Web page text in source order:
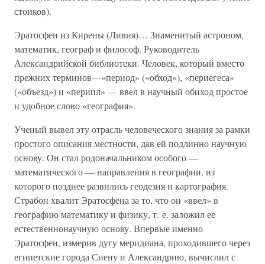
стоиков).
Эратосфен из Кирены (Ливия)… Знаменитый астроном,
математик, географ и философ. Руководитель
Александрийской библиотеки. Человек, который вместо
прежних терминов—«период» («обход»), «периегеса»
(«объезд») и «перипл» — ввел в научный обиход простое
и удобное слово «география».
Ученый вывел эту отрасль человеческого знания за рамки
простого описания местности, дав ей подлинно научную
основу. Он стал родоначальником особого —
математического — направления в географии, из
которого позднее развились геодезия и картография.
Страбон хвалит Эратосфена за то, что он «ввел» в
географию математику и физику, т. е. заложил ее
естественнонаучную основу. Впервые именно
Эратосфен, измерив дугу меридиана, проходившего через
египетские города Сиену и Александрию, вычислил с